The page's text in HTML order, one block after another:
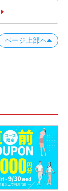
ページ上部へ